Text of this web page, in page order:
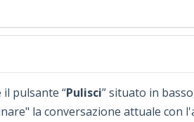
pulsante “Pulisci” situato in
la conversazione attuale con